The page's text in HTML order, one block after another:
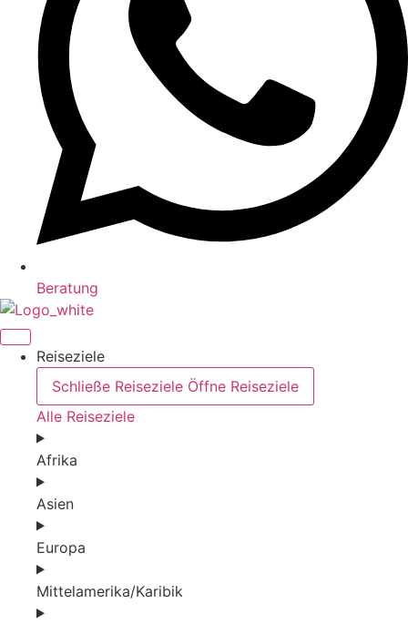
Beratung
Reiseziele
Schließe Reiseziele Öffne Reiseziele
Alle Reiseziele
Afrika
Asien
Europa
Mittelamerika/Karibik